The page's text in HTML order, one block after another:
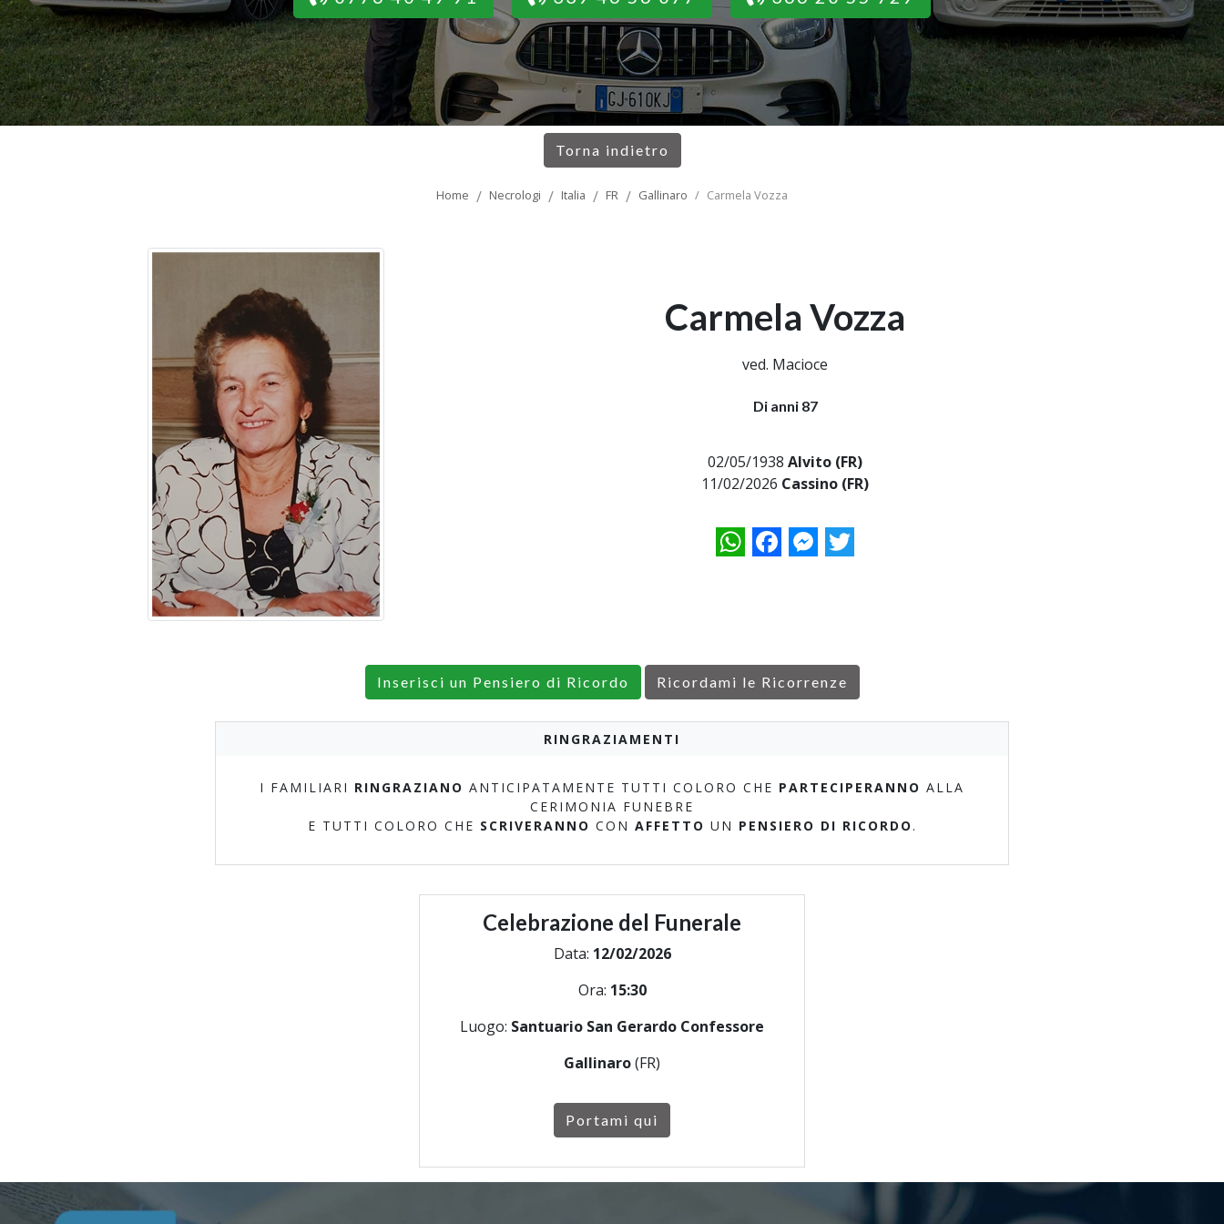
Torna indietro
Home Necrologi Italia FR Gallinaro Carmela Vozza
Carmela Vozza
ved. Macioce
Di anni 87
02/05/1938 Alvito (FR)
11/02/2026 Cassino (FR)
WhatsAppFacebookMessenger
Twitter
Inserisci un Pensiero di Ricordo Ricordami le Ricorrenze
RINGRAZIAMENTI
I FAMILIARI RINGRAZIANO ANTICIPATAMENTE TUTTI COLORO CHE PARTECIPERANNO ALLA
CERIMONIA FUNEBRE
E TUTTI COLORO CHE SCRIVERANNO CON AFFETTO UN PENSIERO DI RICORDO .
Celebrazione del Funerale
Data: 12/02/2026
Ora: 15:30
Luogo: Santuario San Gerardo Confessore
Gallinaro(FR)
Portami qui